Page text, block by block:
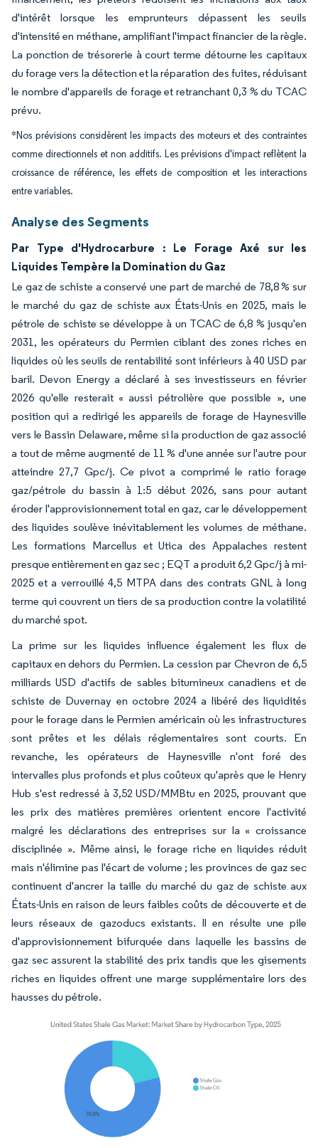
d'intérêt lorsque les emprunteurs dépassent les seuils
d'intensité en méthane, amplifiant l'impact financier de la règle.
La ponction de trésorerie à court terme détourne les capitaux
du forage vers la détection et la réparation des fuites, réduisant
le nombre d'appareils de forage et retranchant 0,3 % du TCAC
prévu.
*Nos prévisions considèrent les impacts des moteurs et des contraintes
comme directionnels et non additifs. Les prévisions d'impact reflètent la
croissance de référence, les effets de composition et les interactions
entre variables.
Analyse des Segments
Par Type d'Hydrocarbure : Le Forage Axé sur les
Liquides Tempère la Domination du Gaz
Le gaz de schiste a conservé une part de marché de 78,8 % sur
le marché du gaz de schiste aux États-Unis en 2025, mais le
pétrole de schiste se développe à un TCAC de 6,8 % jusqu'en
2031, les opérateurs du Permien ciblant des zones riches en
liquides où les seuils de rentabilité sont inférieurs à 40 USD par
baril. Devon Energy a déclaré à ses investisseurs en février
2026 qu'elle resterait « aussi pétrolière que possible », une
position qui a redirigé les appareils de forage de Haynesville
vers le Bassin Delaware, même si la production de gaz associé
a tout de même augmenté de 11 % d'une année sur l'autre pour
atteindre 27,7 Gpc/j. Ce pivot a comprimé le ratio forage
gaz/pétrole du bassin à 1:5 début 2026, sans pour autant
éroder l'approvisionnement total en gaz, car le développement
des liquides soulève inévitablement les volumes de méthane.
Les formations Marcellus et Utica des Appalaches restent
presque entièrement en gaz sec ; EQT a produit 6,2 Gpc/j à mi-
2025 et a verrouillé 4,5 MTPA dans des contrats GNL à long
terme qui couvrent un tiers de sa production contre la volatilité
du marché spot.
La prime sur les liquides influence également les flux de
capitaux en dehors du Permien. La cession par Chevron de 6,5
milliards USD d'actifs de sables bitumineux canadiens et de
schiste de Duvernay en octobre 2024 a libéré des liquidités
pour le forage dans le Permien américain où les infrastructures
sont prêtes et les délais réglementaires sont courts. En
revanche, les opérateurs de Haynesville n'ont foré des
intervalles plus profonds et plus coûteux qu'après que le Henry
Hub s'est redressé à 3,52 USD/MMBtu en 2025, prouvant que
les prix des matières premières orientent encore l'activité
malgré les déclarations des entreprises sur la « croissance
disciplinée ». Même ainsi, le forage riche en liquides réduit
mais n'élimine pas l'écart de volume ; les provinces de gaz sec
continuent d'ancrer la taille du marché du gaz de schiste aux
États-Unis en raison de leurs faibles coûts de découverte et de
leurs réseaux de gazoducs existants. Il en résulte une pile
d'approvisionnement bifurquée dans laquelle les bassins de
gaz sec assurent la stabilité des prix tandis que les gisements
riches en liquides offrent une marge supplémentaire lors des
hausses du pétrole.